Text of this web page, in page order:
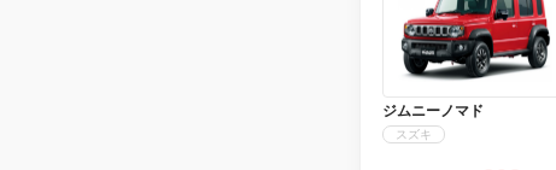
ジムニーノマド
スズキ